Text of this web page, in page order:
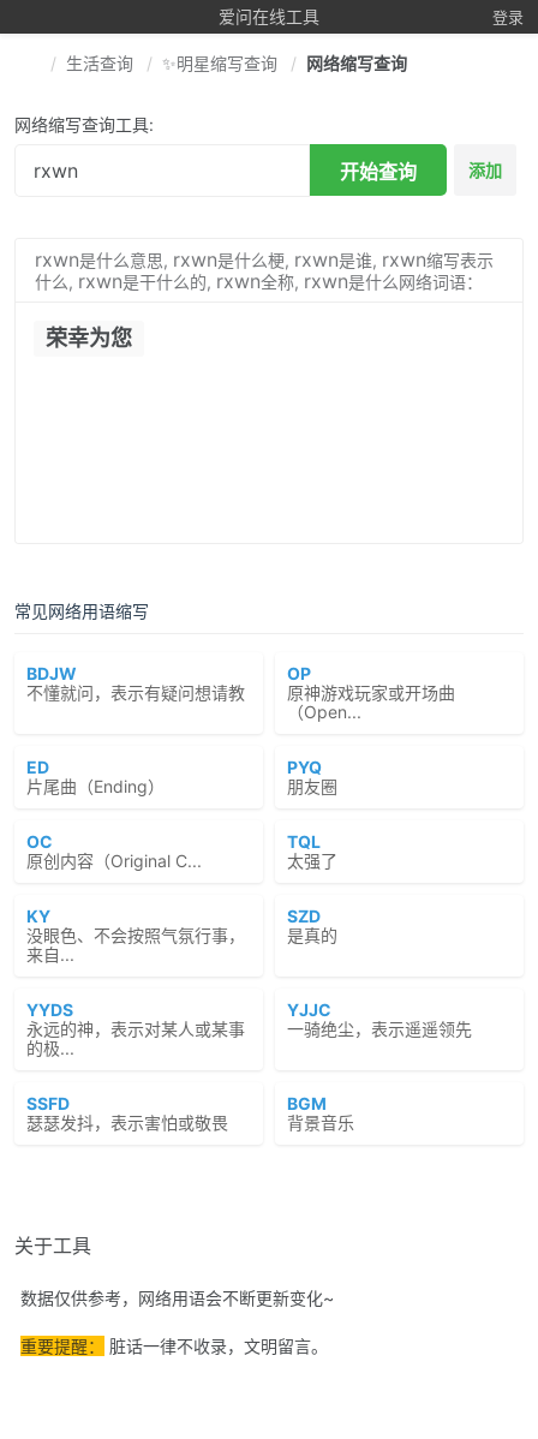
爱问在线工具 登录
生活查询 ✨明星缩写查询 网络缩写查询
网络缩写查询工具:
开始查询 添加
rxwn是什么意思, rxwn是什么梗, rxwn是谁, rxwn缩写表示
什么, rxwn是干什么的, rxwn全称, rxwn是什么网络词语：
荣幸为您
常见网络用语缩写
BDJW
不懂就问，表示有疑问想请教
OP
原神游戏玩家或开场曲
（Open...
ED
片尾曲（Ending）
PYQ
朋友圈
OC
原创内容（Original C...
TQL
太强了
KY
没眼色、不会按照气氛行事，
来自...
SZD
是真的
YYDS
永远的神，表示对某人或某事
的极...
YJJC
一骑绝尘，表示遥遥领先
SSFD
瑟瑟发抖，表示害怕或敬畏
BGM
背景音乐
关于工具
数据仅供参考，网络用语会不断更新变化~
重要提醒： 脏话一律不收录，文明留言。